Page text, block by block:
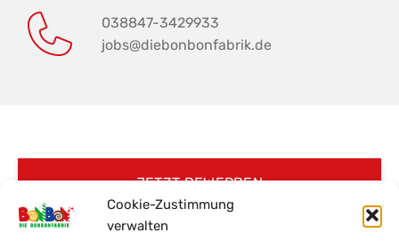
Cookie-Zustimmung
verwalten
038847-3429933
jobs@diebonbonfabrik.de
JETZT BEWERBEN